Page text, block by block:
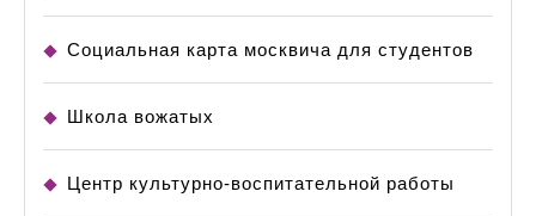
Социальная карта москвича для студентов
Школа вожатых
Центр культурно-воспитательной работы